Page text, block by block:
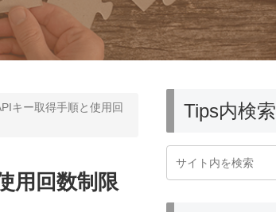
キー取得手順と使用回
用回数制限
Tips内検索